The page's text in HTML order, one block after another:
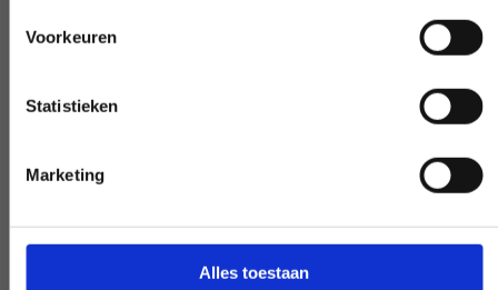
Voorkeuren
Statistieken
Marketing
Alles toestaan